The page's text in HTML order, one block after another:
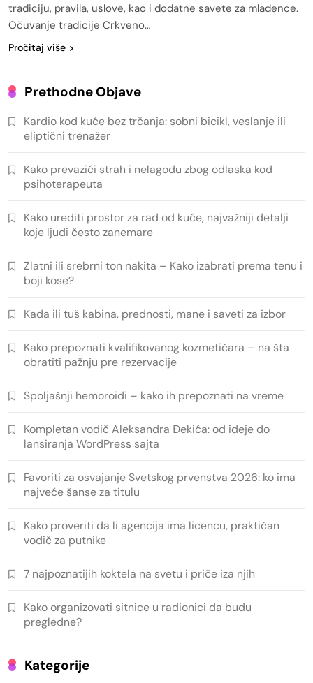
tradiciju, pravila, uslove, kao i dodatne savete za mladence.
Očuvanje tradicije Crkveno…
Pročitaj više
Prethodne Objave
Kardio kod kuće bez trčanja: sobni bicikl, veslanje ili
eliptični trenažer
Kako prevazići strah i nelagodu zbog odlaska kod
psihoterapeuta
Kako urediti prostor za rad od kuće, najvažniji detalji
koje ljudi često zanemare
Zlatni ili srebrni ton nakita – Kako izabrati prema tenu i
boji kose?
Kada ili tuš kabina, prednosti, mane i saveti za izbor
Kako prepoznati kvalifikovanog kozmetičara – na šta
obratiti pažnju pre rezervacije
Spoljašnji hemoroidi – kako ih prepoznati na vreme
Kompletan vodič Aleksandra Đekića: od ideje do
lansiranja WordPress sajta
Favoriti za osvajanje Svetskog prvenstva 2026: ko ima
najveće šanse za titulu
Kako proveriti da li agencija ima licencu, praktičan
vodič za putnike
7 najpoznatijih koktela na svetu i priče iza njih
Kako organizovati sitnice u radionici da budu
pregledne?
Kategorije